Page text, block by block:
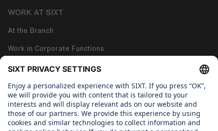
WORK AT SIXT
At the Branch
Work in Corporate Functions
Work in Tech
About us
WHAT WE CARE ABOUT
Regine Sixt Children´s Aid Foundation